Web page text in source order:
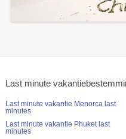
Last minute
Last minute vakantie Menorca last
minutes
Last minute vakantie Phuket last
minutes